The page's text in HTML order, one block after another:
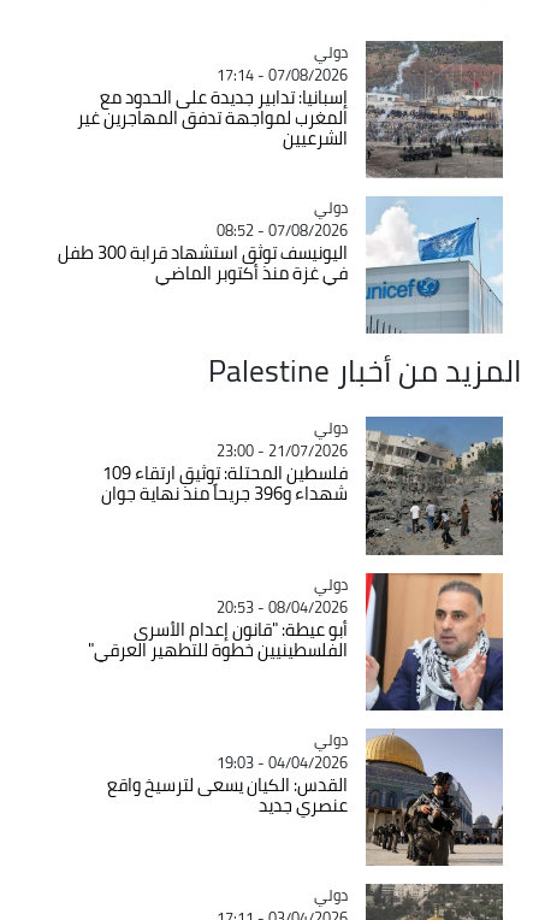
Catégorie
دولي
07/08/2026 - 17:14
إسبانيا: تدابير جديدة على الحدود مع
المغرب لمواجهة تدفق المهاجرين غير
الشرعيين
Catégorie
دولي
07/08/2026 - 08:52
اليونيسف توثق استشهاد قرابة 300 طفل
في غزة منذ أكتوبر الماضي
المزيد من أخبار Palestine
Catégorie
دولي
21/07/2026 - 23:00
فلسطين المحتلة: توثيق ارتقاء 109
شهداء و396 جريحاً منذ نهاية جوان
Catégorie
دولي
08/04/2026 - 20:53
أبو عيطة: "قانون إعدام الأسرى
الفلسطينيين خطوة للتطهير العرقي"
Catégorie
دولي
04/04/2026 - 19:03
القدس: الكيان يسعى لترسيخ واقع
عنصري جديد
Catégorie
دولي